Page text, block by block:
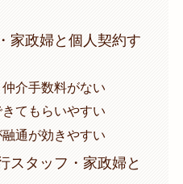
家政婦と個人契約す
介手数料がない
てもらいやすい
通が効きやすい
スタッフ・家政婦と